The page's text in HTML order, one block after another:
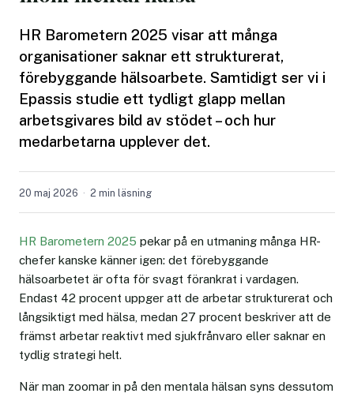
HR Barometern 2025 visar att många
organisationer saknar ett strukturerat,
förebyggande hälsoarbete. Samtidigt ser vi i
Epassis studie ett tydligt glapp mellan
arbetsgivares bild av stödet – och hur
medarbetarna upplever det.
20 maj 2026 2 min läsning
HR Barometern 2025 pekar på en utmaning många HR-
chefer kanske känner igen: det förebyggande
hälsoarbetet är ofta för svagt förankrat i vardagen.
Endast 42 procent uppger att de arbetar strukturerat och
långsiktigt med hälsa, medan 27 procent beskriver att de
främst arbetar reaktivt med sjukfrånvaro eller saknar en
tydlig strategi helt.
När man zoomar in på den mentala hälsan syns dessutom